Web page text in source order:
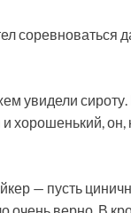
увидели
хорошенький,
— пусть